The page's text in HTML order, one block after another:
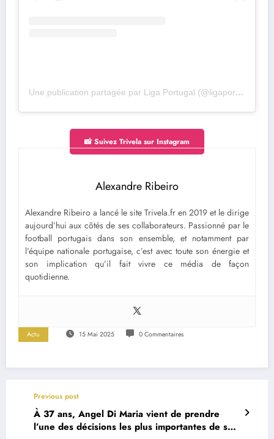
Une publication partagée par Liga Portugal (@ligaportugal)
📸 Suivez Trivela sur Instagram
Alexandre Ribeiro
Alexandre Ribeiro a lancé le site Trivela.fr en 2019 et le dirige
aujourd’hui aux côtés de ses collaborateurs. Passionné par le
football portugais dans son ensemble, et notamment par
l’équipe nationale portugaise, c’est avec toute son énergie et
son implication qu’il fait vivre ce média de façon
quotidienne.
Actu 15 Mai 2025 0 Commentaires
Previous post
À 37 ans, Angel Di Maria vient de prendre
l’une des décisions les plus importantes de sa